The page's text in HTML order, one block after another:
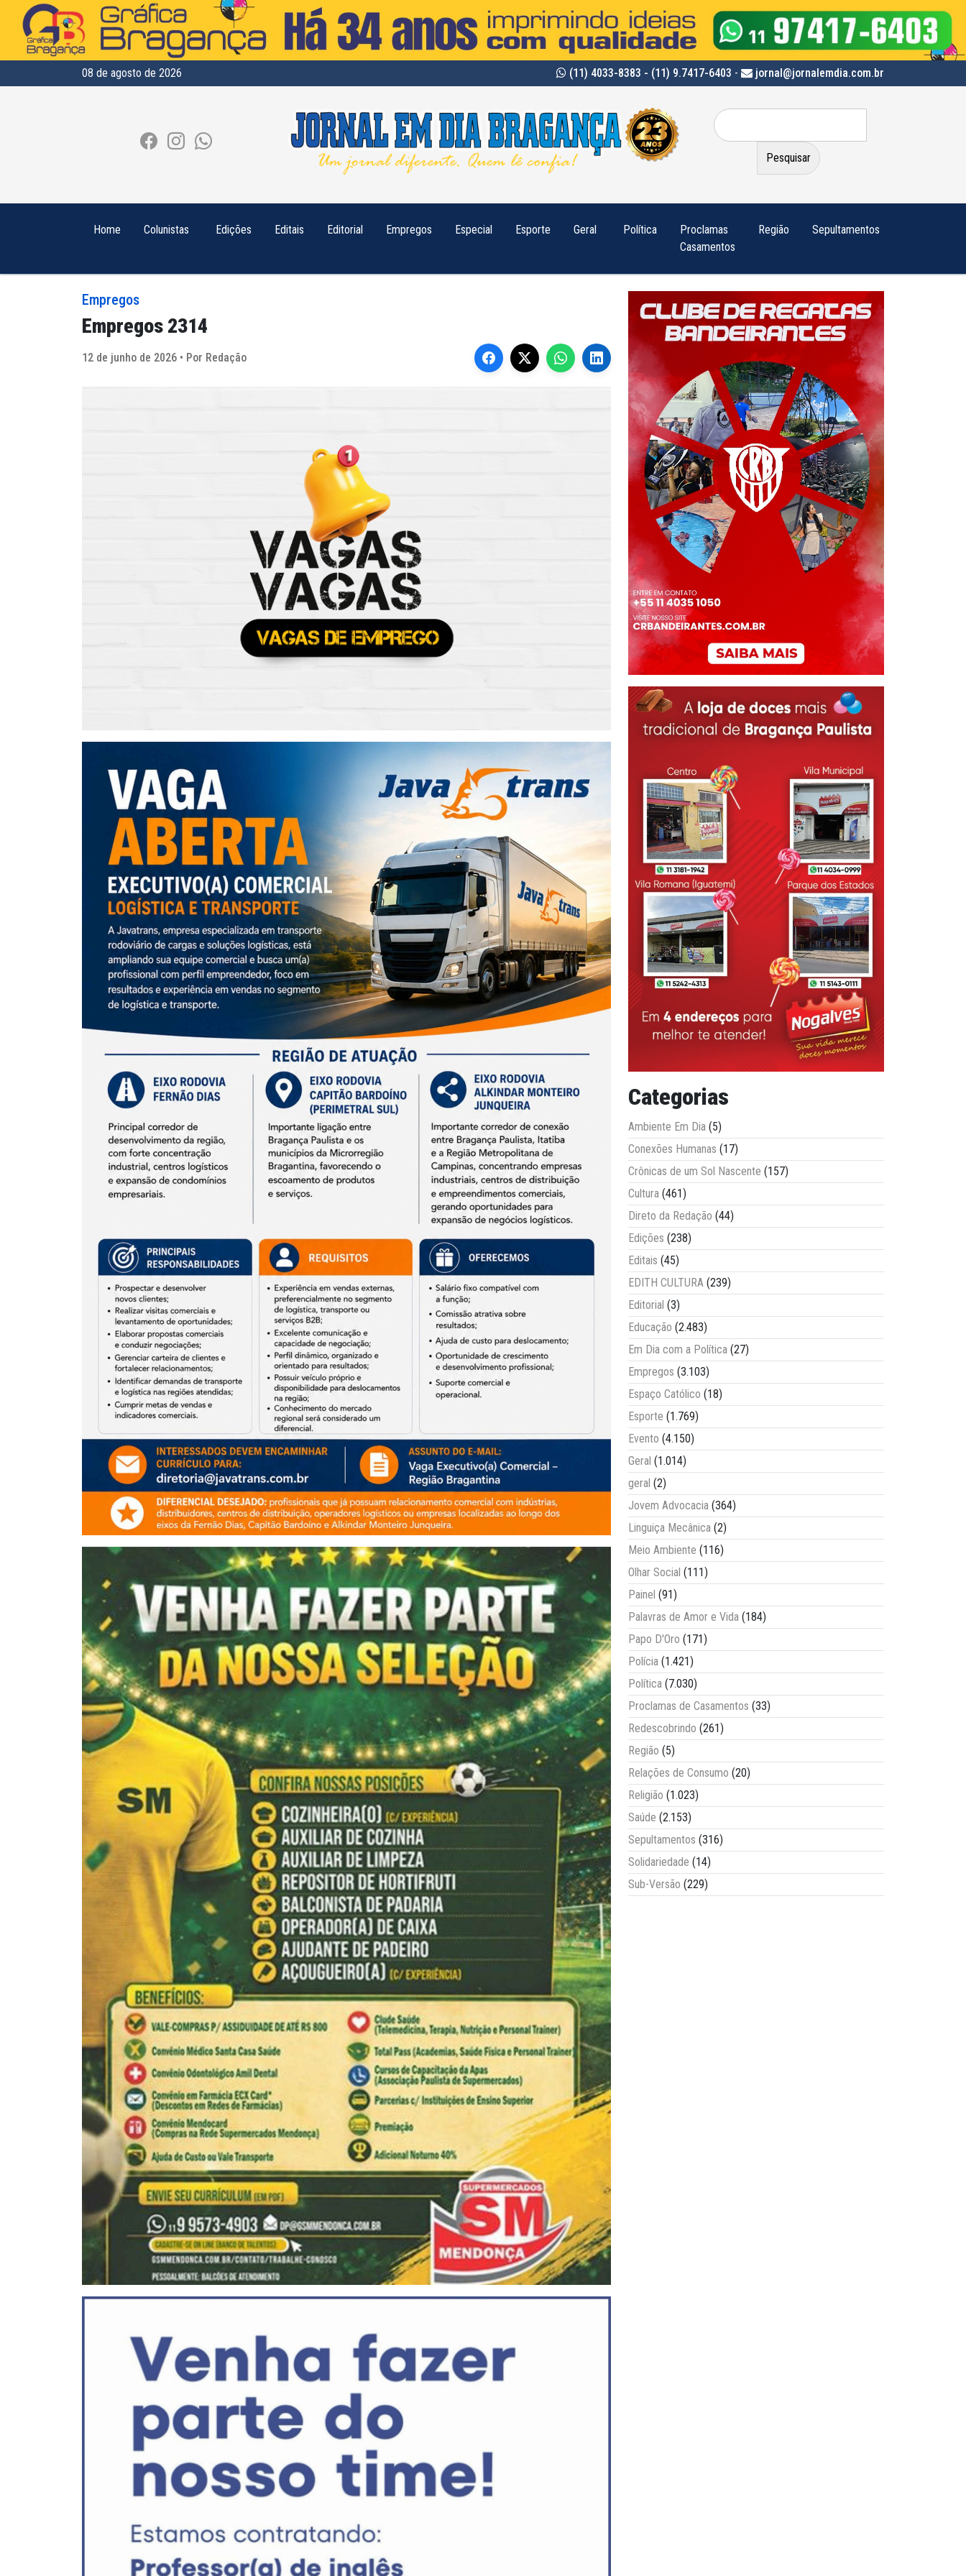
08 de agosto de 2026 (11) 4033-8383 - (11) 9.7417-6403 - jornal@jornalemdia.com.br
Pesquisar
por:
Home Colunistas Edições Editais Editorial Empregos Especial Esporte Geral Política
Proclamas
Casamentos
Região Sepultamentos
Empregos
Empregos 2314
12 de junho de 2026 • Por Redação
Categorias
Ambiente Em Dia (5)
Conexões Humanas (17)
Crônicas de um Sol Nascente (157)
Cultura (461)
Direto da Redação (44)
Edições (238)
Editais (45)
EDITH CULTURA (239)
Editorial (3)
Educação (2.483)
Em Dia com a Política (27)
Empregos (3.103)
Espaço Católico (18)
Esporte (1.769)
Evento (4.150)
Geral (1.014)
geral (2)
Jovem Advocacia (364)
Linguiça Mecânica (2)
Meio Ambiente (116)
Olhar Social (111)
Painel (91)
Palavras de Amor e Vida (184)
Papo D'Oro (171)
Polícia (1.421)
Política (7.030)
Proclamas de Casamentos (33)
Redescobrindo (261)
Região (5)
Relações de Consumo (20)
Religião (1.023)
Saúde (2.153)
Sepultamentos (316)
Solidariedade (14)
Sub-Versão (229)